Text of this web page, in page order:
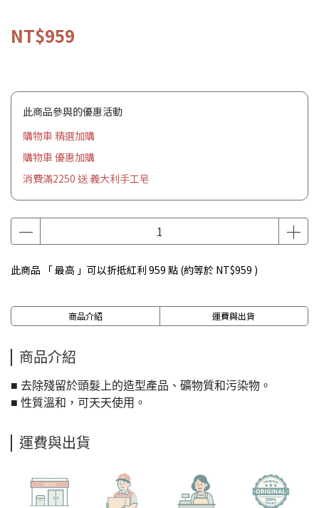
NT$959
此商品參與的優惠活動
購物車 精選加購
購物車 優惠加購
消費滿2250 送 義大利手工皂
此商品 「 最高 」可以折抵紅利 959 點 (約等於 NT$959 )
商品介紹 運費與出貨
商品介紹
■ 去除殘留於頭髮上的造型產品、礦物質和污染物。
■ 性質溫和，可天天使用。
運費與出貨